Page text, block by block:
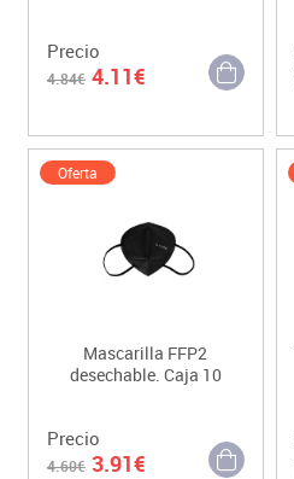
Precio
4.84€ 4.11€
Oferta
Mascarilla FFP2
desechable. Caja 10
Precio
4.60€ 3.91€